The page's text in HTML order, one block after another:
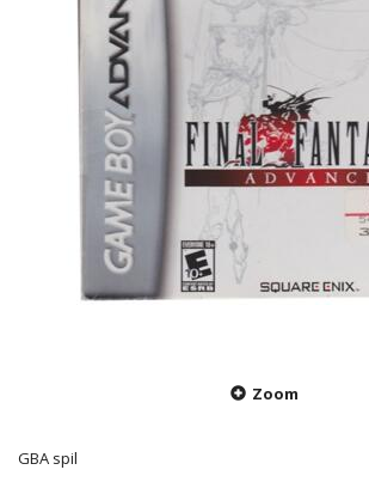
Zoom
GBA spil